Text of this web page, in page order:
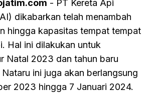
- PT Kereta Api
dikabarkan telah menambah
hingga kapasitas tempat tempat
Hal ini dilakukan untuk
Natal 2023 dan tahun baru
ini juga akan berlangsung
2023 hingga 7 Januari 2024.